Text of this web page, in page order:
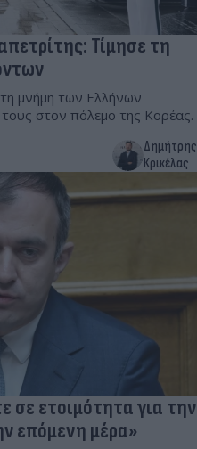
Τίμησε τη
μνήμη των Ελλήνων
στον πόλεμο της Κορέας.
Δημήτρης
Κρικέλας
σε ετοιμότητα για την
επόμενη μέρα»